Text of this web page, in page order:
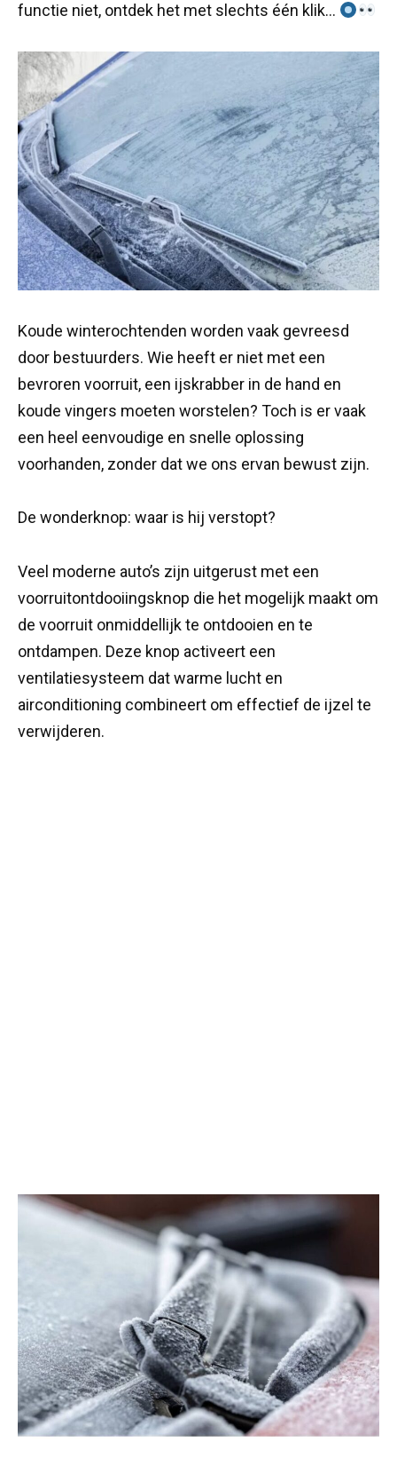
functie niet, ontdek het met slechts één klik…
Koude winterochtenden worden vaak gevreesd
door bestuurders. Wie heeft er niet met een
bevroren voorruit, een ijskrabber in de hand en
koude vingers moeten worstelen? Toch is er vaak
een heel eenvoudige en snelle oplossing
voorhanden, zonder dat we ons ervan bewust zijn.
De wonderknop: waar is hij verstopt?
Veel moderne auto’s zijn uitgerust met een
voorruitontdooiingsknop die het mogelijk maakt om
de voorruit onmiddellijk te ontdooien en te
ontdampen. Deze knop activeert een
ventilatiesysteem dat warme lucht en
airconditioning combineert om effectief de ijzel te
verwijderen.